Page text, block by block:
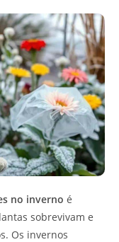
no inverno é
sobrevivam e
Os invernos